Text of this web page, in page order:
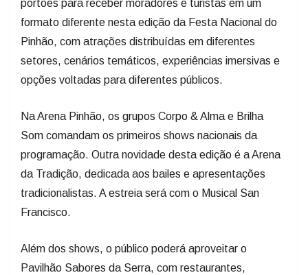
portões para receber moradores e turistas em um
formato diferente nesta edição da Festa Nacional do
Pinhão, com atrações distribuídas em diferentes
setores, cenários temáticos, experiências imersivas e
opções voltadas para diferentes públicos.
Na Arena Pinhão, os grupos Corpo & Alma e Brilha
Som comandam os primeiros shows nacionais da
programação. Outra novidade desta edição é a Arena
da Tradição, dedicada aos bailes e apresentações
tradicionalistas. A estreia será com o Musical San
Francisco.
Além dos shows, o público poderá aproveitar o
Pavilhão Sabores da Serra, com restaurantes,